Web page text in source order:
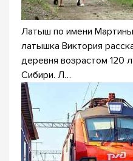
Латыш по имени
латышка Виктория
деревня возрастом 120
Сибири. Л…